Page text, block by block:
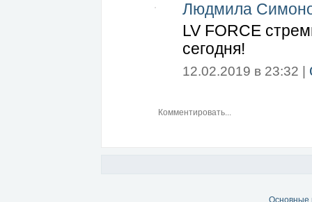
Людмила
LV FORCE
сегодня!
12.02.2019 в 23:32 |
Основные